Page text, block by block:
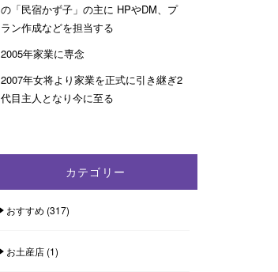
の「民宿かず子」の主に HPやDM、プ
ラン作成などを担当する
2005年家業に専念
2007年女将より家業を正式に引き継ぎ2
代目主人となり今に至る
カテゴリー
おすすめ (317)
お土産店(1)